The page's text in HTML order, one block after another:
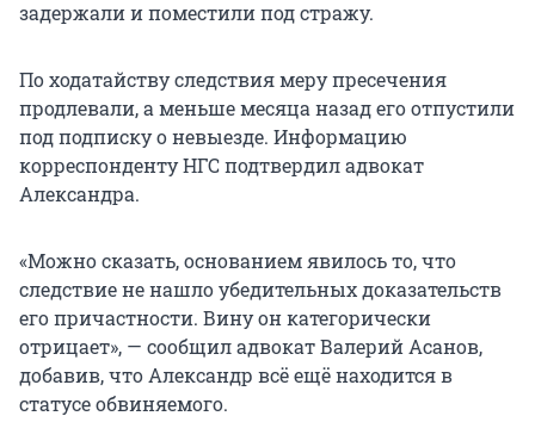
задержали и поместили под стражу.
По ходатайству следствия меру пресечения
продлевали, а меньше месяца назад его отпустили
под подписку о невыезде. Информацию
корреспонденту НГС подтвердил адвокат
Александра.
«Можно сказать, основанием явилось то, что
следствие не нашло убедительных доказательств
его причастности. Вину он категорически
отрицает», — сообщил адвокат Валерий Асанов,
добавив, что Александр всё ещё находится в
статусе обвиняемого.